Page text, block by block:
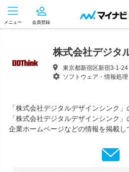
メニュー 会員登録
株式会社デジタ
東京都新宿区新宿3-1-
ソフトウェア・情報処理
「株式会社デジタルデザインシンク」
「株式会社デジタルデザインシンク
企業ホームページなどの情報を掲載し